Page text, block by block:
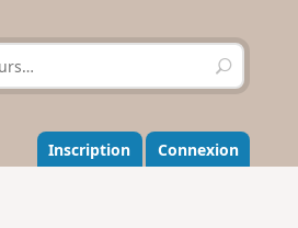
R
e
h
e
r
Inscription Connexion